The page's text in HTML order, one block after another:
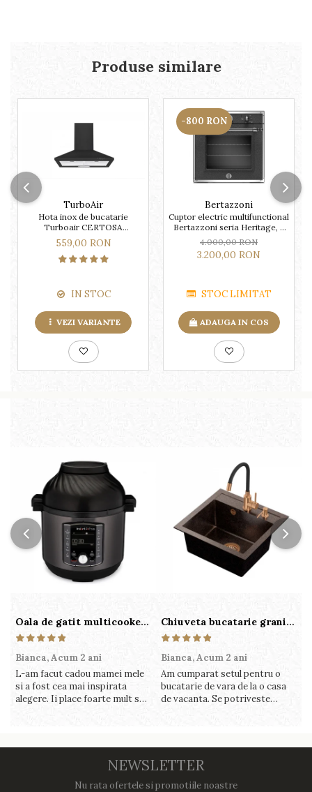
Produse similare
TurboAir
Hota inox de bucatarie
Turboair CERTOSA
AN/A/60/PB culoare neagra
559,00 RON
IN STOC
VEZI VARIANTE
-800 RON
Bertazzoni
Cuptor electric multifunctional
Bertazzoni seria Heritage, 9
functii
4.000,00 RON
3.200,00 RON
STOC LIMITAT
ADAUGA IN COS
Oala de gatit multicooker 11 functii Instant Pot Pro Crisp 8 + Air Fryer 7.6 lt
Bianca,Acum 2 ani
L-am facut cadou mamei mele
si a fost cea mai inspirata
alegere. Ii place foarte mult sa
gandesc serios sa imi cumpar
si eu! Recomand mult !
Chiuveta bucatarie granit cu finisaj negru perlat/cupru Steingran Art Copper cu dozator si baterie Quadron
Bianca,Acum 2 ani
Am cumparat setul pentru o
bucatarie de vara de la o casa
de vacanta. Se potriveste
cu drag !
NEWSLETTER
Nu rata ofertele si promotiile noastre